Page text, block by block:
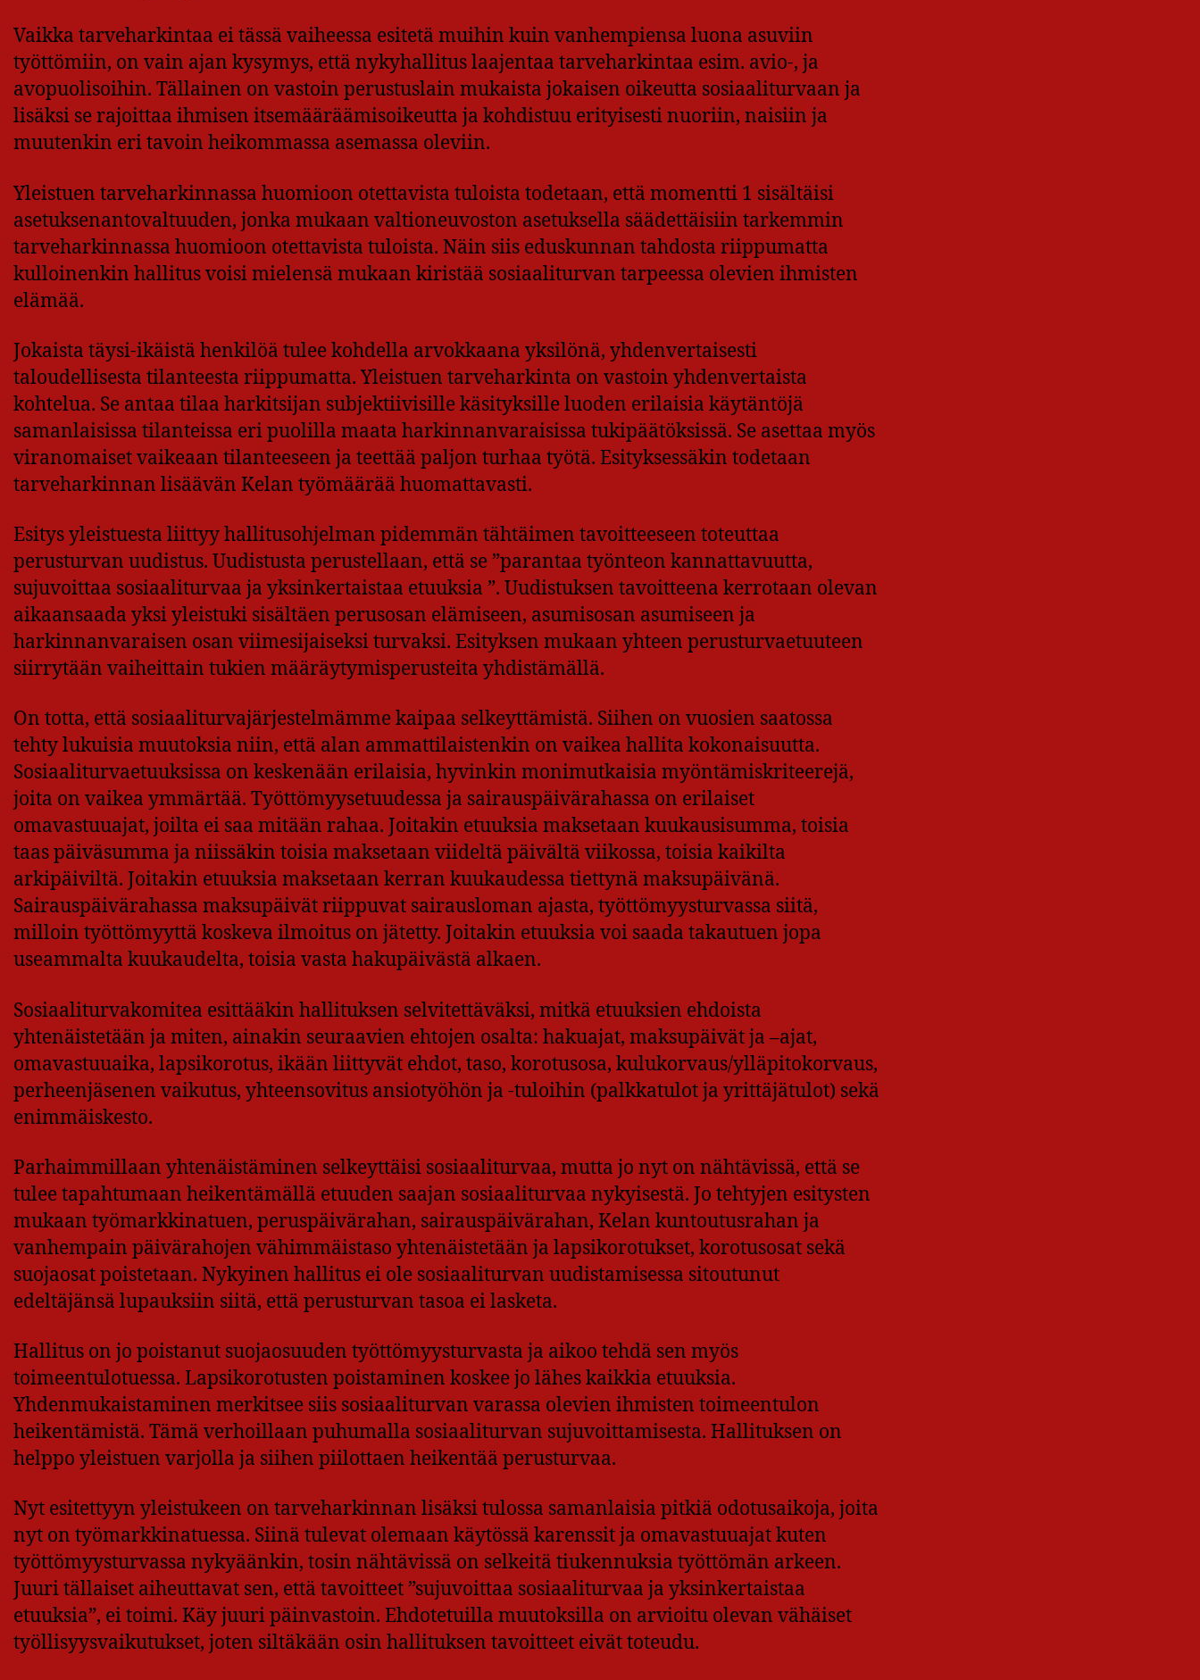
Vaikka tarveharkintaa ei tässä vaiheessa esitetä muihin kuin vanhempiensa luona asuviin
työttömiin, on vain ajan kysymys, että nykyhallitus laajentaa tarveharkintaa esim. avio-, ja
avopuolisoihin. Tällainen on vastoin perustuslain mukaista jokaisen oikeutta sosiaaliturvaan ja
lisäksi se rajoittaa ihmisen itsemääräämisoikeutta ja kohdistuu erityisesti nuoriin, naisiin ja
muutenkin eri tavoin heikommassa asemassa oleviin.
Yleistuen tarveharkinnassa huomioon otettavista tuloista todetaan, että momentti 1 sisältäisi
asetuksenantovaltuuden, jonka mukaan valtioneuvoston asetuksella säädettäisiin tarkemmin
tarveharkinnassa huomioon otettavista tuloista. Näin siis eduskunnan tahdosta riippumatta
kulloinenkin hallitus voisi mielensä mukaan kiristää sosiaaliturvan tarpeessa olevien ihmisten
elämää.
Jokaista täysi-ikäistä henkilöä tulee kohdella arvokkaana yksilönä, yhdenvertaisesti
taloudellisesta tilanteesta riippumatta. Yleistuen tarveharkinta on vastoin yhdenvertaista
kohtelua. Se antaa tilaa harkitsijan subjektiivisille käsityksille luoden erilaisia käytäntöjä
samanlaisissa tilanteissa eri puolilla maata harkinnanvaraisissa tukipäätöksissä. Se asettaa myös
viranomaiset vaikeaan tilanteeseen ja teettää paljon turhaa työtä. Esityksessäkin todetaan
tarveharkinnan lisäävän Kelan työmäärää huomattavasti.
Esitys yleistuesta liittyy hallitusohjelman pidemmän tähtäimen tavoitteeseen toteuttaa
perusturvan uudistus. Uudistusta perustellaan, että se ”parantaa työnteon kannattavuutta,
sujuvoittaa sosiaaliturvaa ja yksinkertaistaa etuuksia ”. Uudistuksen tavoitteena kerrotaan olevan
aikaansaada yksi yleistuki sisältäen perusosan elämiseen, asumisosan asumiseen ja
harkinnanvaraisen osan viimesijaiseksi turvaksi. Esityksen mukaan yhteen perusturvaetuuteen
siirrytään vaiheittain tukien määräytymisperusteita yhdistämällä.
On totta, että sosiaaliturvajärjestelmämme kaipaa selkeyttämistä. Siihen on vuosien saatossa
tehty lukuisia muutoksia niin, että alan ammattilaistenkin on vaikea hallita kokonaisuutta.
Sosiaaliturvaetuuksissa on keskenään erilaisia, hyvinkin monimutkaisia myöntämiskriteerejä,
joita on vaikea ymmärtää. Työttömyysetuudessa ja sairauspäivärahassa on erilaiset
omavastuuajat, joilta ei saa mitään rahaa. Joitakin etuuksia maksetaan kuukausisumma, toisia
taas päiväsumma ja niissäkin toisia maksetaan viideltä päivältä viikossa, toisia kaikilta
arkipäiviltä. Joitakin etuuksia maksetaan kerran kuukaudessa tiettynä maksupäivänä.
Sairauspäivärahassa maksupäivät riippuvat sairausloman ajasta, työttömyysturvassa siitä,
milloin työttömyyttä koskeva ilmoitus on jätetty. Joitakin etuuksia voi saada takautuen jopa
useammalta kuukaudelta, toisia vasta hakupäivästä alkaen.
Sosiaaliturvakomitea esittääkin hallituksen selvitettäväksi, mitkä etuuksien ehdoista
yhtenäistetään ja miten, ainakin seuraavien ehtojen osalta: hakuajat, maksupäivät ja –ajat,
omavastuuaika, lapsikorotus, ikään liittyvät ehdot, taso, korotusosa, kulukorvaus/ylläpitokorvaus,
perheenjäsenen vaikutus, yhteensovitus ansiotyöhön ja -tuloihin (palkkatulot ja yrittäjätulot) sekä
enimmäiskesto.
Parhaimmillaan yhtenäistäminen selkeyttäisi sosiaaliturvaa, mutta jo nyt on nähtävissä, että se
tulee tapahtumaan heikentämällä etuuden saajan sosiaaliturvaa nykyisestä. Jo tehtyjen esitysten
mukaan työmarkkinatuen, peruspäivärahan, sairauspäivärahan, Kelan kuntoutusrahan ja
vanhempain päivärahojen vähimmäistaso yhtenäistetään ja lapsikorotukset, korotusosat sekä
suojaosat poistetaan. Nykyinen hallitus ei ole sosiaaliturvan uudistamisessa sitoutunut
edeltäjänsä lupauksiin siitä, että perusturvan tasoa ei lasketa.
Hallitus on jo poistanut suojaosuuden työttömyysturvasta ja aikoo tehdä sen myös
toimeentulotuessa. Lapsikorotusten poistaminen koskee jo lähes kaikkia etuuksia.
Yhdenmukaistaminen merkitsee siis sosiaaliturvan varassa olevien ihmisten toimeentulon
heikentämistä. Tämä verhoillaan puhumalla sosiaaliturvan sujuvoittamisesta. Hallituksen on
helppo yleistuen varjolla ja siihen piilottaen heikentää perusturvaa.
Nyt esitettyyn yleistukeen on tarveharkinnan lisäksi tulossa samanlaisia pitkiä odotusaikoja, joita
nyt on työmarkkinatuessa. Siinä tulevat olemaan käytössä karenssit ja omavastuuajat kuten
työttömyysturvassa nykyäänkin, tosin nähtävissä on selkeitä tiukennuksia työttömän arkeen.
Juuri tällaiset aiheuttavat sen, että tavoitteet ”sujuvoittaa sosiaaliturvaa ja yksinkertaistaa
etuuksia”, ei toimi. Käy juuri päinvastoin. Ehdotetuilla muutoksilla on arvioitu olevan vähäiset
työllisyysvaikutukset, joten siltäkään osin hallituksen tavoitteet eivät toteudu.